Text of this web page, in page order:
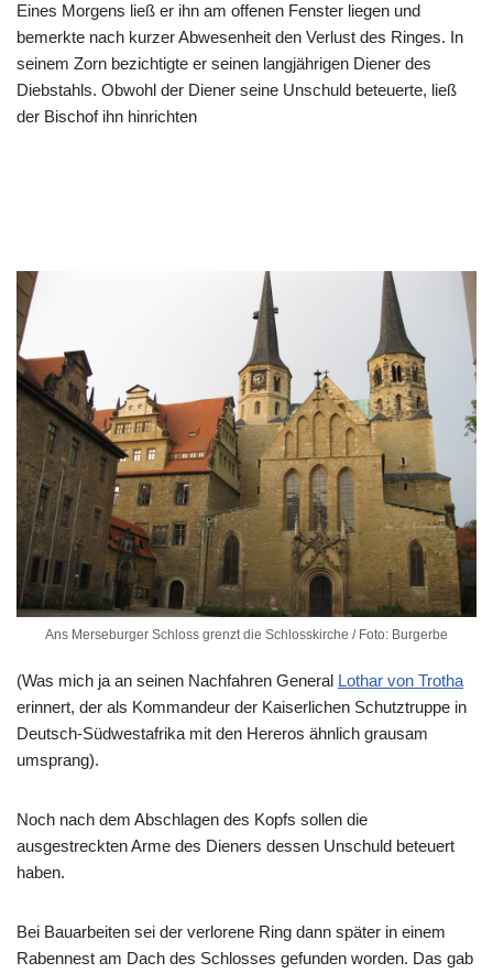
Eines Morgens ließ er ihn am offenen Fenster liegen und
bemerkte nach kurzer Abwesenheit den Verlust des Ringes. In
seinem Zorn bezichtigte er seinen langjährigen Diener des
Diebstahls. Obwohl der Diener seine Unschuld beteuerte, ließ
der Bischof ihn hinrichten
Ans Merseburger Schloss grenzt die Schlosskirche / Foto: Burgerbe
(Was mich ja an seinen Nachfahren General Lothar von Trotha
erinnert, der als Kommandeur der Kaiserlichen Schutztruppe in
Deutsch-Südwestafrika mit den Hereros ähnlich grausam
umsprang).
Noch nach dem Abschlagen des Kopfs sollen die
ausgestreckten Arme des Dieners dessen Unschuld beteuert
haben.
Bei Bauarbeiten sei der verlorene Ring dann später in einem
Rabennest am Dach des Schlosses gefunden worden. Das gab